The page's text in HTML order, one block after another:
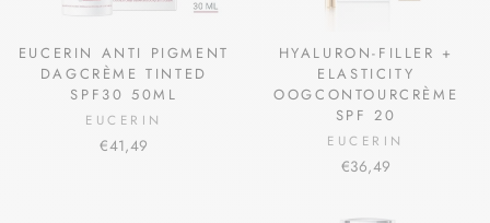
EUCERIN ANTI PIGMENT
DAGCRÈME TINTED
SPF30 50ML
EUCERIN
€41,49
HYALURON-FILLER +
ELASTICITY
OOGCONTOURCRÈME
SPF 20
EUCERIN
€36,49